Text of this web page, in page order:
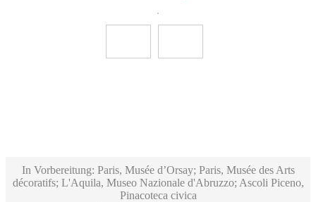
In Vorbereitung: Paris, Musée d’Orsay; Paris, Musée des Arts
décoratifs; L'Aquila, Museo Nazionale d'Abruzzo; Ascoli Piceno,
Pinacoteca civica